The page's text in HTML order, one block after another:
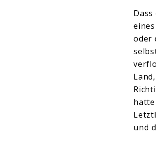
oder
und